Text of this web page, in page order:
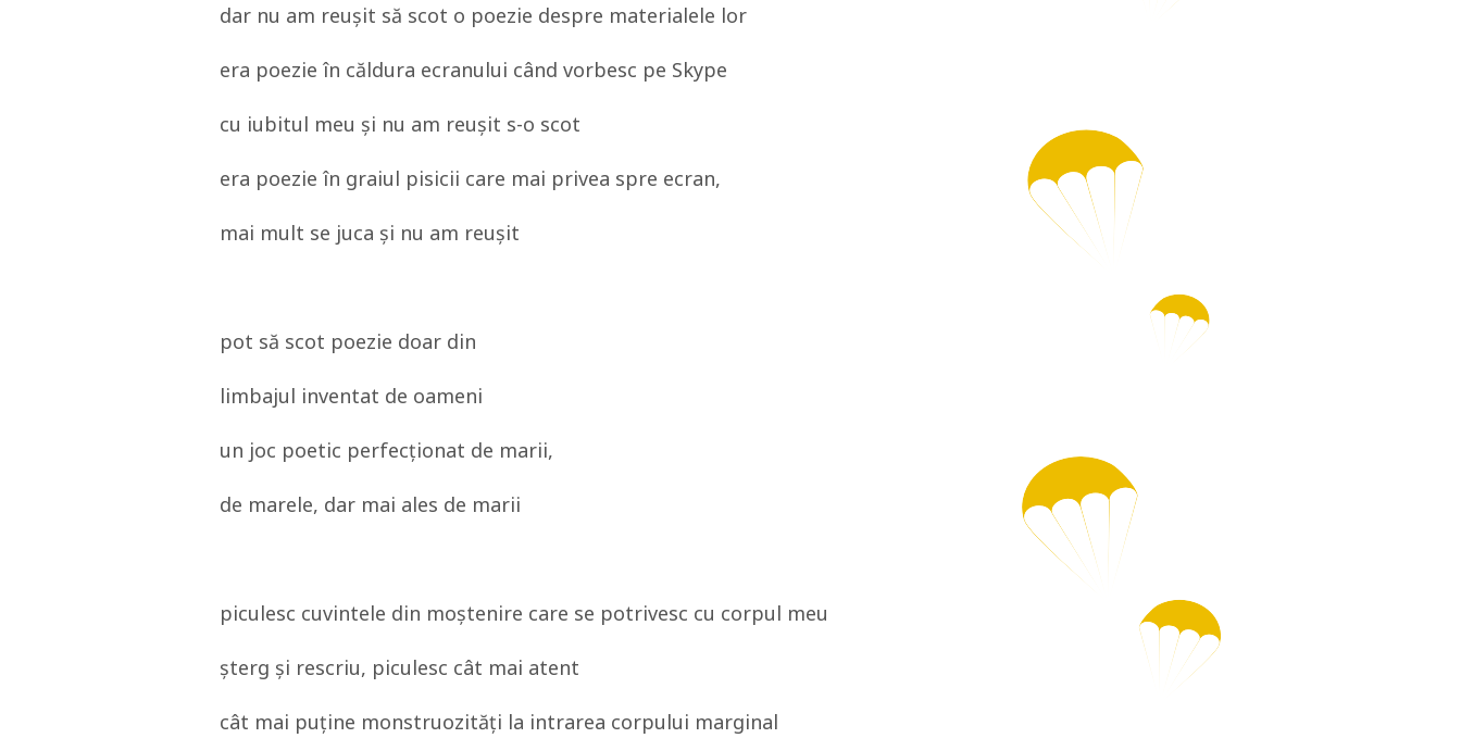
dar nu am reușit să scot o poezie despre materialele lor
era poezie în căldura ecranului când vorbesc pe Skype
cu iubitul meu și nu am reușit s-o scot
era poezie în graiul pisicii care mai privea spre ecran,
mai mult se juca și nu am reușit
pot să scot poezie doar din
limbajul inventat de oameni
un joc poetic perfecționat de marii,
de marele, dar mai ales de marii
piculesc cuvintele din moștenire care se potrivesc cu corpul meu
șterg și rescriu, piculesc cât mai atent
cât mai puține monstruozități la intrarea corpului marginal